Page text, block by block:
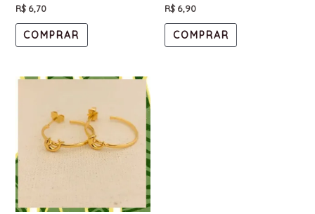
R$6,70
COMPRAR
R$ 6,90
COMPRAR